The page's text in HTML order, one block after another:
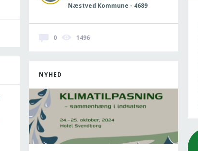
Næstved Kommune - 4689
0 1496
NYHED